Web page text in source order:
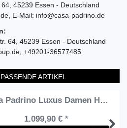
64 45239 Essen
Deutschland
E-Mail: info@casa-padrino.de
64 45239 Essen
Deutschland
+49201-36577485
ARTIKEL
Casa Padrino Luxus Damen Halskette - Handgefertigte 19,2 Karat Gold Kette mit Diamant - Hochwertiger Damenschmuck - Luxus Qualität
1.099,90 € *